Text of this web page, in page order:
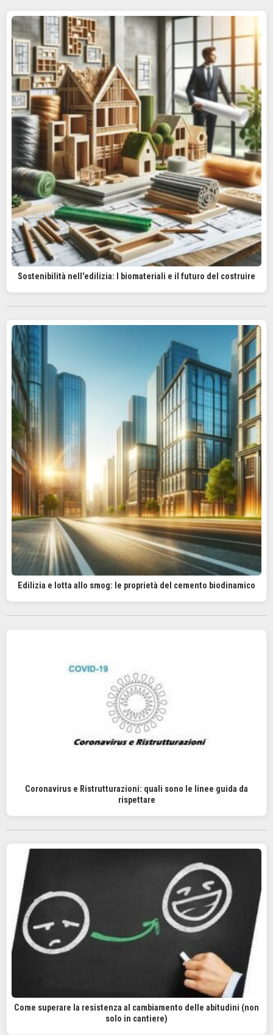
Sostenibilità nell'edilizia: I biomateriali e il futuro del costruire
Edilizia e lotta allo smog: le proprietà del cemento biodinamico
Coronavirus e Ristrutturazioni: quali sono le linee guida da
rispettare
Come superare la resistenza al cambiamento delle abitudini (non
solo in cantiere)